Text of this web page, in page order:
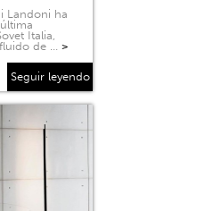
Landoni ha
Italia,
de … >
Seguir leyendo